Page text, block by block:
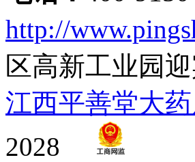
http://
区高新工业园
江西平善堂大
2028